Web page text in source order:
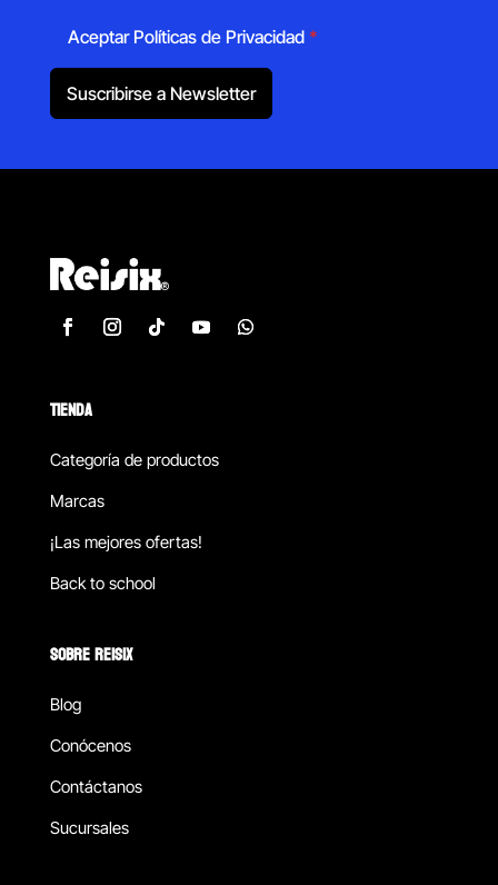
Aceptar Políticas de Privacidad *
Suscribirse a Newsletter
TIENDA
Categoría de productos
Marcas
¡Las mejores ofertas!
Back to school
SOBRE REISIX
Blog
Conócenos
Contáctanos
Sucursales